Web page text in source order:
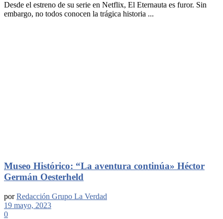
Desde el estreno de su serie en Netflix, El Eternauta es furor. Sin
embargo, no todos conocen la trágica historia ...
Museo Histórico: “La aventura continúa» Héctor
Germán Oesterheld
por Redacción Grupo La Verdad
19 mayo, 2023
0